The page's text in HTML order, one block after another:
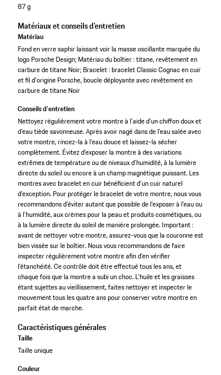
87 g
Matériaux et conseils d'entretien
Matériau
Fond en verre saphir laissant voir la masse oscillante marquée du
logo Porsche Design; Matériau du boîtier : titane, revêtement en
carbure de titane Noir; Bracelet : bracelet Classic Cognac en cuir
et fil d'origine Porsche, boucle déployante avec revêtement en
carbure de titane Noir
Conseils d'entretien
Nettoyez régulièrement votre montre à l’aide d’un chiffon doux et
d’eau tiède savonneuse. Après avoir nagé dans de l’eau salée avec
votre montre, rincez-la à l’eau douce et laissez-la sécher
complètement. Évitez d’exposer la montre à des variations
extrêmes de température ou de niveaux d’humidité, à la lumière
directe du soleil ou encore à un champ magnétique puissant. Les
montres avec bracelet en cuir bénéficient d’un cuir naturel
d’exception. Pour protéger le bracelet de votre montre, nous vous
recommandons d’éviter autant que possible de l’exposer à l’eau ou
à l’humidité, aux crèmes pour la peau et produits cosmétiques, ou
à la lumière directe du soleil de manière prolongée. Important :
avant de nettoyer votre montre, assurez-vous que la couronne est
bien vissée sur le boîtier. Nous vous recommandons de faire
inspecter régulièrement votre montre afin d’en vérifier
l’étanchéité. Ce contrôle doit être effectué tous les ans, et
chaque fois que la montre a subi un choc. L’huile et les graisses
étant sujettes au vieillissement, faites nettoyer et inspecter le
mouvement tous les quatre ans pour conserver votre montre en
parfait état de marche.
Caractéristiques générales
Taille
Taille unique
Couleur